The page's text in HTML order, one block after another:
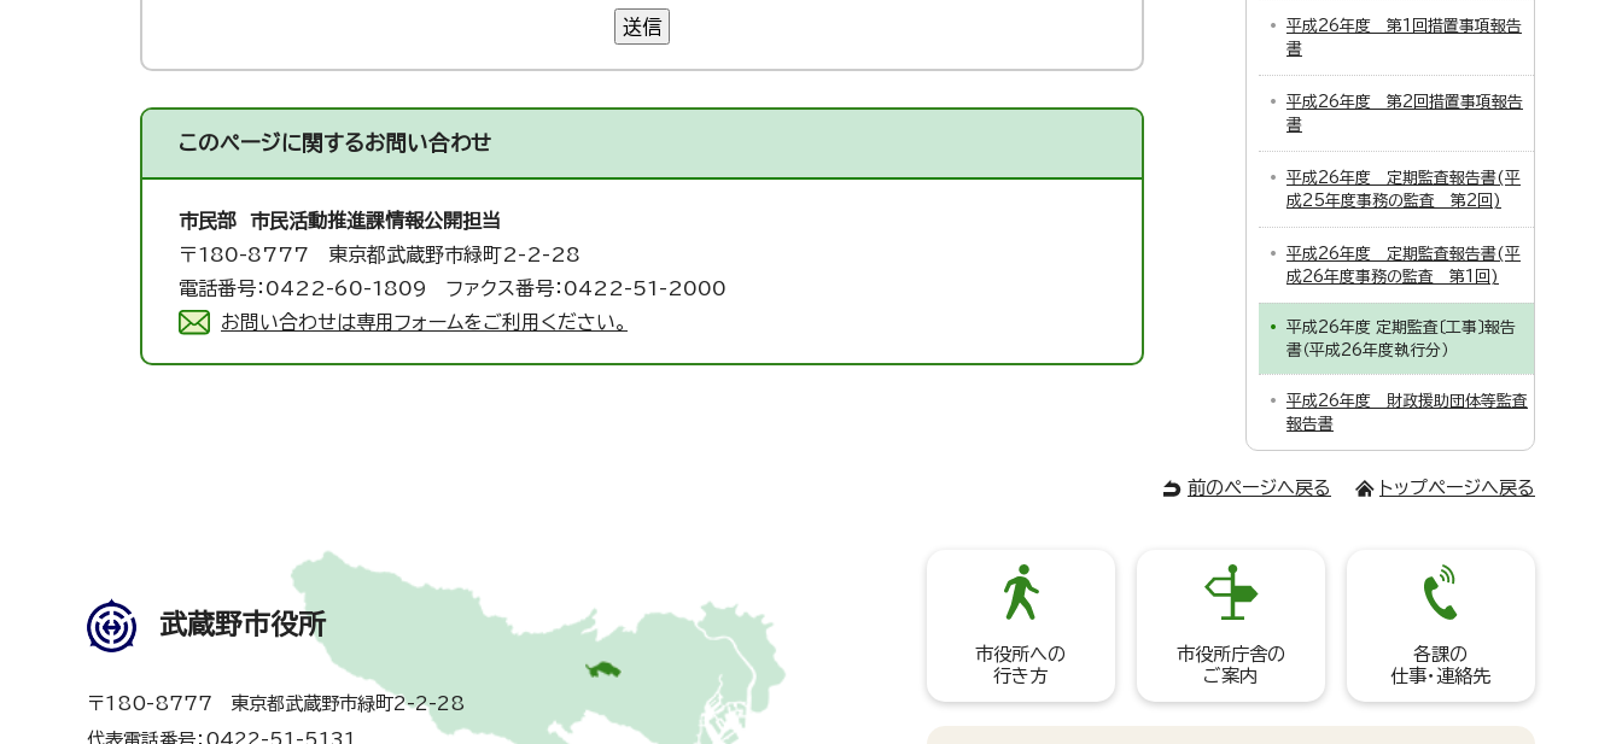
送信
このページに関するお問い合わせ
市民部 市民活動推進課情報公開担当
〒180-8777 東京都武蔵野市緑町2-2-28
電話番号：0422-60-1809 ファクス番号：0422-51-2000
お問い合わせは専用フォームをご利用ください。
平成26年度 第1回措置事項報告
書
平成26年度 第2回措置事項報告
書
平成26年度 定期監査報告書(平
成25年度事務の監査 第2回)
平成26年度 定期監査報告書(平
成26年度事務の監査 第1回)
平成26年度 定期監査〔工事〕報告
書（平成26年度執行分）
平成26年度 財政援助団体等監査
報告書
前のページへ戻る トップページへ戻る
武蔵野市役所
〒180-8777 東京都武蔵野市緑町2-2-28
代表電話番号：0422-51-5131
市役所への
行き方
市役所庁舎の
ご案内
各課の
仕事・連絡先